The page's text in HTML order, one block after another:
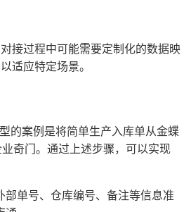
接过程中可能需要定制化的数据映
适应特定场景。
的案例是将简单生产入库单从金蝶
奇门。通过上述步骤，可以实现
部单号、仓库编号、备注等信息准